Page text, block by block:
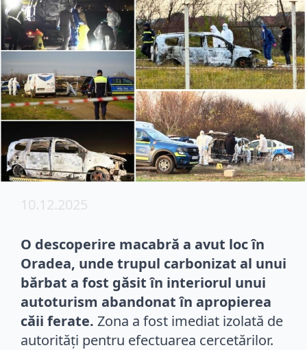
10.12.2025
O descoperire macabră a avut loc în
Oradea, unde trupul carbonizat al unui
bărbat a fost găsit în interiorul unui
autoturism abandonat în apropierea
căii ferate. Zona a fost imediat izolată de
autorități pentru efectuarea cercetărilor.